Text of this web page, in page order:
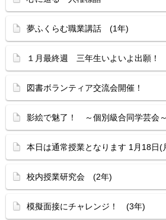
夢ふくらむ職業講話 (1年)
１月最終週 三年生いよいよ出願！
図書ボランティア交流会開催！
影絵で魅了！ ～個別級合同学芸会～
本日は通常授業となります 1月18日(
校内授業研究会 (2年)
模擬面接にチャレンジ！ (3年)